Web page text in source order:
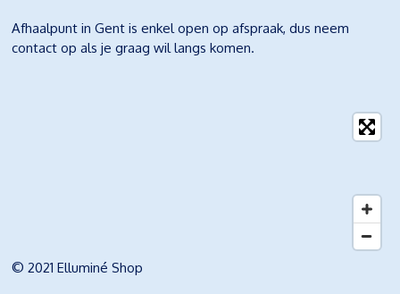
Afhaalpunt in Gent is enkel open op afspraak, dus neem
contact op als je graag wil langs komen.
© 2021 Elluminé Shop